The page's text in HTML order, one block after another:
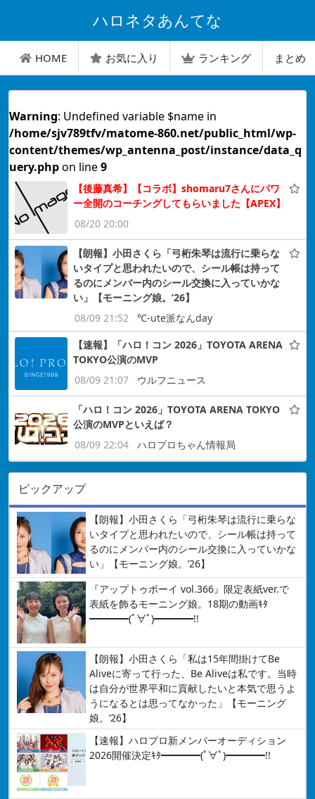
ハロネタあんてな
HOME お気に入り ランキング まとめ
Warning: Undefined variable $name in
/home/sjv789tfv/matome-860.net/public_html/wp-
content/themes/wp_antenna_post/instance/data_q
uery.phpon line9
【後藤真希】【コラボ】shomaru7さんにパワ
ー全開のコーチングしてもらいました【APEX】
08/20 20:00
【朗報】小田さくら「弓桁朱琴は流行に乗らな
いタイプと思われたいので、シール帳は持って
るのにメンバー内のシール交換に入っていかな
い」【モーニング娘。’26】
08/09 21:52
℃-ute派なんday
【速報】「ハロ！コン 2026」TOYOTA ARENA
TOKYO公演のMVP
08/09 21:07
ウルフニュース
「ハロ！コン 2026」TOYOTA ARENA TOKYO
公演のMVPといえば？
08/09 22:04
ハロプロちゃん情報局
ピックアップ
【朗報】小田さくら「弓桁朱琴は流行に乗らな
いタイプと思われたいので、シール帳は持って
るのにメンバー内のシール交換に入っていかな
い」【モーニング娘。’26】
『アップトゥボーイ vol.366』限定表紙ver.で
表紙を飾るモーニング娘。18期の動画ｷﾀ
━━━━(ﾟ∀ﾟ)━━━━!!
【朗報】小田さくら「私は15年間掛けてBe
Aliveに寄って行った、Be Aliveは私です。当時
は自分が世界平和に貢献したいと本気で思うよ
うになるとは思ってなかった」【モーニング
娘。’26】
【速報】ハロプロ新メンバーオーディション
2026開催決定ｷﾀ━━━━(ﾟ∀ﾟ)━━━━!!